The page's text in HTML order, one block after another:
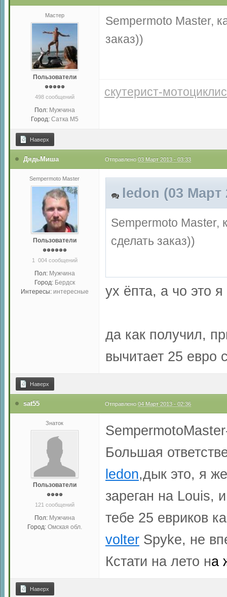
Мастер
Пользователи
498 сообщений
Пол: Мужчина
Город: Сатка М5
Sempermoto Master,
заказ))
скутерист-
Наверх
ДядьМиша Отправлено 03 Март 2013 - 03:33
Sempermoto Master
Пользователи
1 004 сообщений
Пол: Мужчина
Город: Бердск
Интересы: интересные
ledon (03 Март
Sempermoto Master,
сделать заказ))
ух ёпта, а чо это
да как получил,
вычитает 25 евро
Наверх
sat55 Отправлено 04 Март 2013 - 02:36
Знаток
Пользователи
121 сообщений
Пол: Мужчина
Город: Омская обл.
Большая
ledon,дык это, я
зареган на Louis,
тебе 25 евриков
volter Spyke, не
Кстати на лето на
Наверх